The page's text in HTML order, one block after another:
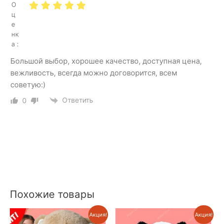
О
ц
е
нк
а :
Большой выбор, хорошее качество, доступная цена,
вежливость, всегда можно договорится, всем
советую:)
0 Ответить
Похожие товары
Акция! Акция!